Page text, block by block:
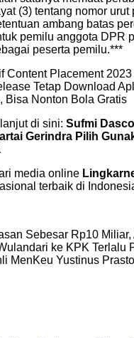
(3) tentang nomor urut
ambang batas
pemilu anggota DPR
peserta pemilu.***
Content Placement
Tetap Download
Bisa Nonton Bola Gratis
di sini: Sufmi
Gerindra Pilih
media online
terbaik di
Sebesar Rp10
ke KPK Terlalu
MenKeu Yustinus